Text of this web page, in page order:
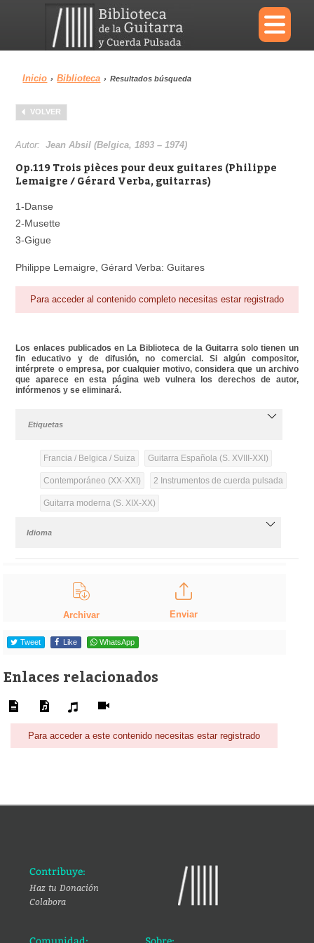
×
Menu
Biblioteca
Inicio › Biblioteca › Resultados búsqueda
VOLVER
Autor:Jean Absil (Belgica, 1893 – 1974)
Op.119 Trois pièces pour deux guitares (Philippe
Lemaigre / Gérard Verba, guitarras)
1-Danse
2-Musette
3-Gigue
Philippe Lemaigre, Gérard Verba: Guitares
Para acceder al contenido completo necesitas estar registrado
Los enlaces publicados en La Biblioteca de la Guitarra solo tienen un
fin educativo y de difusión, no comercial. Si algún compositor,
intérprete o empresa, por cualquier motivo, considera que un archivo
que aparece en esta página web vulnera los derechos de autor,
infórmenos y se eliminará.
Etiquetas
Francia / Belgica / Suiza Guitarra Española (S. XVIII-XXI)
Contemporáneo (XX-XXI) 2 Instrumentos de cuerda pulsada
Guitarra moderna (S. XIX-XX)
Idioma
Archivar Enviar
Tweet Like WhatsApp
Enlaces relacionados
Para acceder a este contenido necesitas estar registrado
Contribuye:
Haz tu Donación
Colabora